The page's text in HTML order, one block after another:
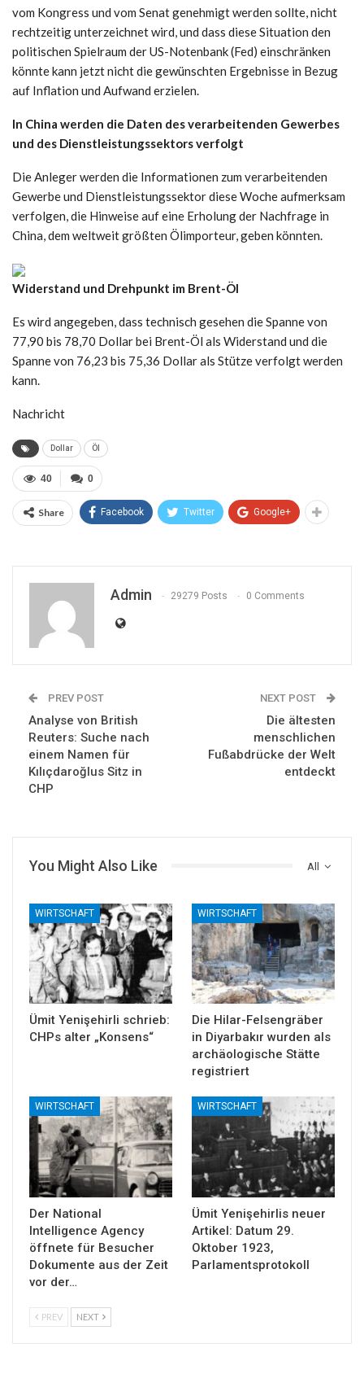
vom Kongress und vom Senat genehmigt werden sollte, nicht
rechtzeitig unterzeichnet wird, und dass diese Situation den
politischen Spielraum der US-Notenbank (Fed) einschränken
könnte kann jetzt nicht die gewünschten Ergebnisse in Bezug
auf Inflation und Aufwand erzielen.
In China werden die Daten des verarbeitenden Gewerbes
und des Dienstleistungssektors verfolgt
Die Anleger werden die Informationen zum verarbeitenden
Gewerbe und Dienstleistungssektor diese Woche aufmerksam
verfolgen, die Hinweise auf eine Erholung der Nachfrage in
China, dem weltweit größten Ölimporteur, geben könnten.
Widerstand und Drehpunkt im Brent-Öl
Es wird angegeben, dass technisch gesehen die Spanne von
77,90 bis 78,70 Dollar bei Brent-Öl als Widerstand und die
Spanne von 76,23 bis 75,36 Dollar als Stütze verfolgt werden
kann.
Nachricht
Dollar Öl
0
40
Share Facebook Twitter Google+
Admin 29279 Posts 0 Comments
PREV POST
Analyse von British
Reuters: Suche nach
einem Namen für
Kılıçdaroğlus Sitz in
CHP
NEXT POST
Die ältesten
menschlichen
Fußabdrücke der Welt
entdeckt
All
You Might Also Like
WIRTSCHAFT
Ümit Yenişehirli schrieb:
CHPs alter „Konsens“
WIRTSCHAFT
Die Hilar-Felsengräber
in Diyarbakır wurden als
archäologische Stätte
registriert
WIRTSCHAFT
Der National
Intelligence Agency
öffnete für Besucher
Dokumente aus der Zeit
vor der…
WIRTSCHAFT
Ümit Yenişehirlis neuer
Artikel: Datum 29.
Oktober 1923,
Parlamentsprotokoll
PREV NEXT